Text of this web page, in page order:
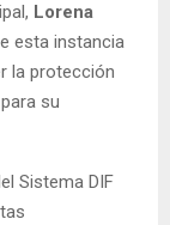
Lorena
esta instancia
la protección
su
Sistema DIF